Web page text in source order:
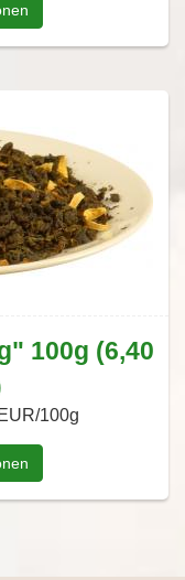
100g (6,40
100g